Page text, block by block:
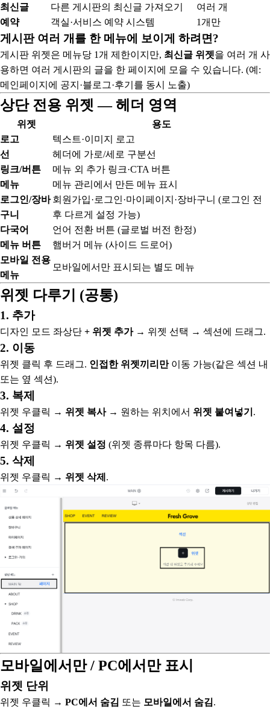
최신글
다른 게시판의 최신글 가져오기
여러 개
예약
객실·서비스 예약 시스템 1개만
게시판 여러 개를 한 메뉴에 보이게 하려면?
게시판 위젯은 메뉴당 1개 제한이지만, 최신글 위젯을 여러 개 사
용하면 여러 게시판의 글을 한 페이지에 모을 수 있습니다. (예:
메인페이지에 공지·블로그·후기를 동시 노출)
상단 전용 위젯 — 헤더 영역
위젯
용도
로고
텍스트·이미지 로고
선
헤더에 가로/세로 구분선
링크/버튼
메뉴 외 추가 링크·CTA 버튼
메뉴
메뉴 관리에서 만든 메뉴 표시
로그인/장바
구니
회원가입·로그인·마이페이지·장바구니 (로그인 전
후 다르게 설정 가능)
다국어
언어 전환 버튼 (글로벌 버전 한정)
메뉴 버튼
햄버거 메뉴 (사이드 드로어)
모바일 전용
메뉴
모바일에서만 표시되는 별도 메뉴
위젯 다루기 (공통)
1. 추가
디자인 모드 좌상단 + 위젯 추가→ 위젯 선택 → 섹션에 드래그.
2. 이동
위젯 클릭 후 드래그. 인접한 위젯끼리만이동 가능(같은 섹션 내
또는 옆 섹션).
3. 복제
위젯 우클릭 → 위젯 복사→ 원하는 위치에서 위젯 붙여넣기 .
4. 설정
위젯 우클릭 → 위젯 설정 (위젯 종류마다 항목 다름).
5. 삭제
위젯 우클릭 → 위젯 삭제 .
모바일에서만 / PC에서만 표시
위젯 단위
위젯 우클릭 → PC에서 숨김 또는 모바일에서 숨김.